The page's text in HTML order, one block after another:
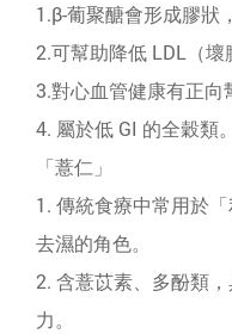
1.β-葡聚醣會形成膠狀
2.可幫助降低 LDL（壞
3.對心血管健康有正向
4. 屬於低 GI 的全穀類。
「薏仁」
1. 傳統食療中常用於
去濕的角色。
2. 含薏苡素、多酚類
力。